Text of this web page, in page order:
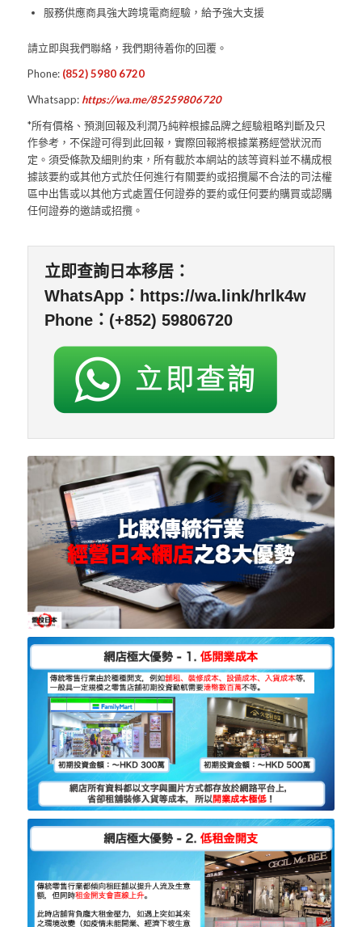
服務供應商具強大跨境電商經驗，給予強大支援
請立即與我們聯絡，我們期待着你的回覆。
Phone: (852) 5980 6720
Whatsapp: https://wa.me/85259806720
*所有價格、預測回報及利潤乃純粹根據品牌之經驗粗略判斷及只
作參考，不保證可得到此回報，實際回報將根據業務經營狀況而
定。須受條款及細則約束，所有載於本網站的該等資料並不構成根
據該要約或其他方式於任何進行有關要約或招攬屬不合法的司法權
區中出售或以其他方式處置任何證券的要約或任何要約購買或認購
任何證券的邀請或招攬。
立即查詢日本移居：
WhatsApp： https://wa.link/hrlk4w
Phone：(+852) 59806720